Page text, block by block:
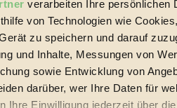
verarbeiten Ihre persönlichen
von Technologien wie
zu speichern und darauf
und Inhalte, Messungen von
sowie Entwicklung von
darüber, wer Ihre Daten für
Ihre Einwilligung jederzeit über